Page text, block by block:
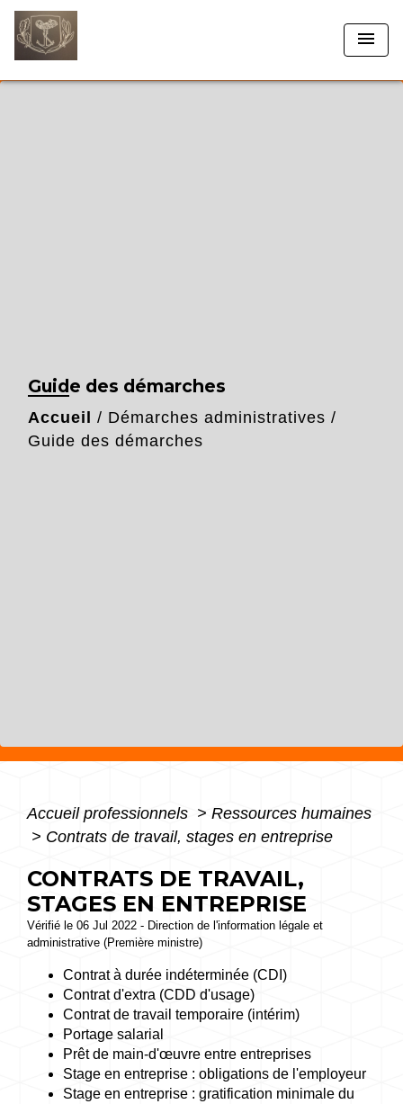
menu
Guide des démarches
Accueil / Démarches administratives /
Guide des démarches
Accueil professionnels > Ressources humaines
> Contrats de travail, stages en entreprise
CONTRATS DE TRAVAIL,
STAGES EN ENTREPRISE
Vérifié le 06 Jul 2022 - Direction de l'information légale et
administrative (Première ministre)
Contrat à durée indéterminée (CDI)
Contrat d'extra (CDD d'usage)
Contrat de travail temporaire (intérim)
Portage salarial
Prêt de main-d'œuvre entre entreprises
Stage en entreprise : obligations de l'employeur
Stage en entreprise : gratification minimale du